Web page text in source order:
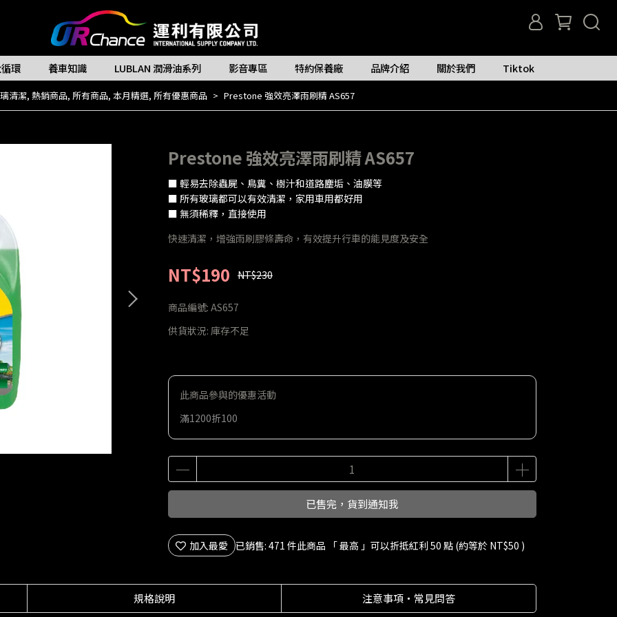
環 養車知識 LUBLAN 潤滑油系列 影音專區 特約保養廠 品牌介紹 關於我們 Tiktok
清潔, 熱銷商品, 所有商品, 本月精選, 所有優惠商品 Prestone 強效亮澤雨刷精 AS657
Prestone 強效亮澤雨刷精 AS657
■ 輕易去除蟲屍、鳥糞、樹汁和道路塵垢、油膜等
■ 所有玻璃都可以有效清潔，家用車用都好用
■ 無須稀釋，直接使用
快速清潔，增強雨刷膠條壽命，有效提升行車的能見度及安全
NT$190 NT$230
商品編號: AS657
供貨狀況: 庫存不足
此商品參與的優惠活動
滿1200折100
已售完，貨到通知我
加入最愛 已銷售: 471 件此商品 「 最高 」可以折抵紅利 50 點 (約等於 NT$50 )
規格說明 注意事項・常見問答